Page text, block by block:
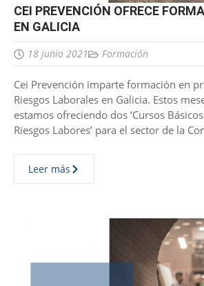
CEI PREVENCIÓN OFRECE
EN GALICIA
18 junio 2021 Formación
Cei Prevención imparte formación en
Riesgos Laborales en Galicia. Estos
estamos ofreciendo dos ‘Cursos
Riesgos Labores’ para el sector de la
Leer más